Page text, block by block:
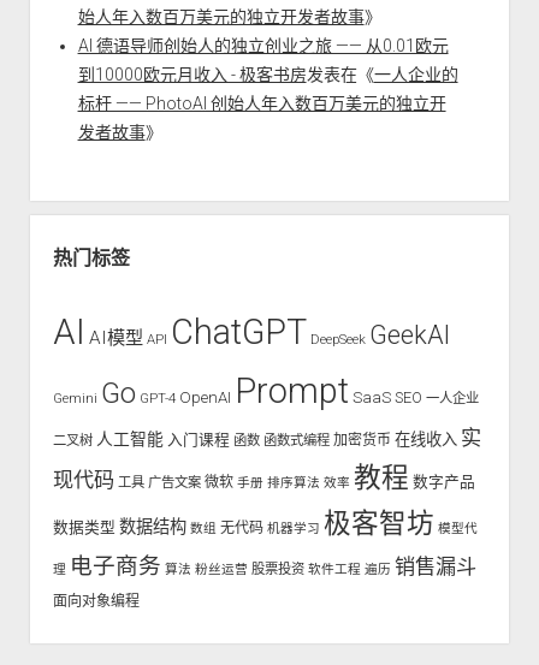
始人年入数百万美元的独立开发者故事》
AI 德语导师创始人的独立创业之旅 —— 从0.01欧元
到10000欧元月收入 - 极客书房发表在《一人企业的
标杆 —— PhotoAI 创始人年入数百万美元的独立开
发者故事》
热门标签
AI AI模型 API ChatGPT DeepSeek GeekAI
Gemini Go GPT-4 OpenAI Prompt SaaS SEO 一人企业
二叉树 人工智能 入门课程 函数 函数式编程 加密货币 在线收入 实
现代码 工具 广告文案 微软 手册 排序算法 效率 教程 数字产品
数据类型 数据结构 数组 无代码 机器学习 极客智坊 模型代
理 电子商务 算法 粉丝运营 股票投资 软件工程 遍历 销售漏斗
面向对象编程